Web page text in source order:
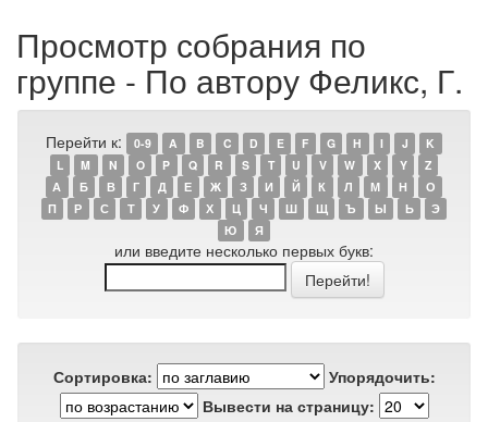
Просмотр собрания по
группе - По автору Феликс, Г.
Перейти к: 0-9 A B C D E F G H I J
K
L
M N O P Q R S T U V W X Y
Z
А
Б В Г Д Е Ж З И Й К Л М Н
О
П
Р С Т У Ф Х Ц Ч Ш Щ Ъ Ы Ь
Э
Ю
Я
или введите несколько первых букв:
Сортировка:
Упорядочить:
Вывести на страницу: